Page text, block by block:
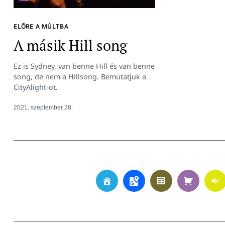
ELŐRE A MÚLTBA
A másik Hill song
Ez is Sydney, van benne Hill és van benne
song, de nem a Hillsong. Bemutatjuk a
CityAlight-ot.
2021. szeptember 28.